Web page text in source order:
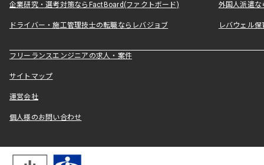
企業研究・選考対策ならFactBoard(ファクトボード) 外国人派遣な
ドライバー・施工管理技士の転職ならレバジョブ レバウェル
フリーランスエンジニアの求人・案件
サイトマップ
運営会社
個人様のお問い合わせ